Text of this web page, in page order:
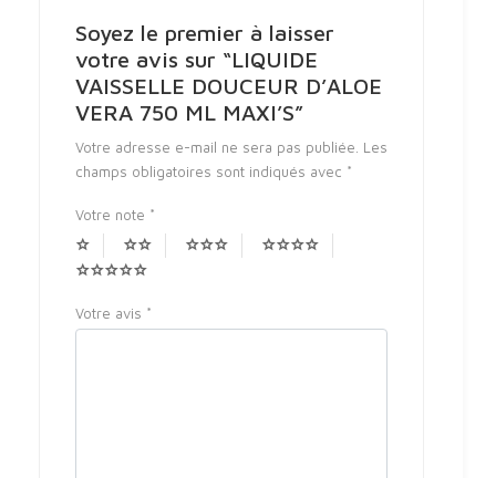
Soyez le premier à laisser
votre avis sur “LIQUIDE
VAISSELLE DOUCEUR D’ALOE
VERA 750 ML MAXI’S”
Votre adresse e-mail ne sera pas publiée. Les
champs obligatoires sont indiqués avec *
Votre note *
Votre avis *